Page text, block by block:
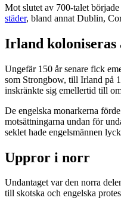
Mot slutet av 700-talet
städer, bland annat Dublin,
Irland koloniseras
Ungefär 150 år senare fick
som Strongbow, till Irland på
inskränkte sig emellertid till
De engelska monarkerna
motsättningarna undan för
seklet hade engelsmännen
Uppror i norr
Undantaget var den norra
till skotska och engelska